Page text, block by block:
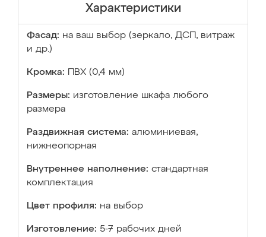
Характеристики
Фасад: на ваш выбор (зеркало, ДСП, витраж
и др.)
Кромка: ПВХ (0,4 мм)
Размеры: изготовление шкафа любого
размера
Раздвижная система: алюминиевая,
нижнеопорная
Внутреннее наполнение: стандартная
комплектация
Цвет профиля: на выбор
Изготовление: 5-7 рабочих дней